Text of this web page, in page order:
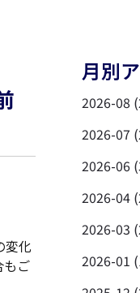
変化
もご
月別
2026-08
2026-07
2026-06
2026-04
2026-03
2026-01